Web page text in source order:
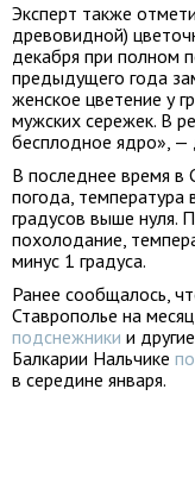
Эксперт также
древовидной)
декабря при полном
предыдущего года
женское цветение у
мужских сережек. В
бесплодное ядро», —
В последнее время в
погода, температура
градусов выше нуля.
похолодание,
минус 1 градуса.
Ранее сообщалось,
Ставрополье на
подснежники и
Балкарии Нальчике
в середине января.